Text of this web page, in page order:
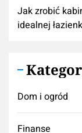
Jak zrobić
idealnej
Dom i ogród
Finanse